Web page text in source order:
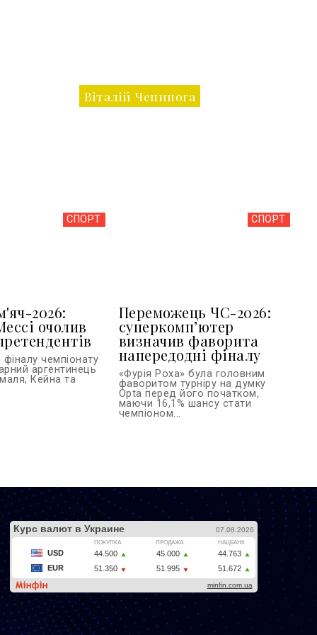
Віталій Чепинога
СПОРТ
2026:
очолив
чемпіонату
аргентинець
Кейна та
СПОРТ
Переможець ЧС-2026:
суперкомп’ютер
визначив фаворита
напередодні фіналу
«Фурія Роха» була головним
фаворитом турніру на думку
Opta перед його початком,
маючи 16,1% шансу стати
чемпіоном...